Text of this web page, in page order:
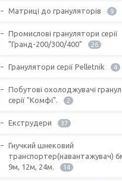
Матриці до грануляторів 9
Промислові гранулятори серії
"Гранд-200/300/400"
26
Гранулятори серії Pelletnik 4
Побутові охолоджувачі гранул
серії "Комфі".
2
Екструдери 37
Гнучкий шнековий
транспортер(навантажувач)
9м, 12м, 24м.
14